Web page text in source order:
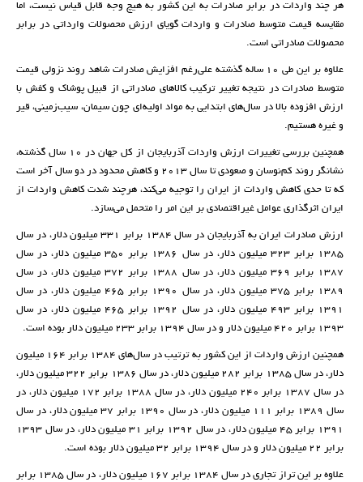
هر چند واردات در برابر صادرات به این کشور به هیچ وجه قابل قیاس نیست، اما
مقایسه قیمت متوسط صادرات و واردات گویای ارزش محصولات وارداتی در برابر
محصولات صادراتی است.
علاوه بر این طی ۱۰ ساله گذشته علی‌رغم افزایش صادرات شاهد روند نزولی قیمت
متوسط صادرات در نتیجه تغییر ترکیب کالاهای صادراتی از قبیل پوشاک و کفش با
ارزش افزوده بالا در سال‌های ابتدایی به مواد اولیه‌ای چون سیمان، سیب‌زمینی، قیر
و غیره هستیم.
همچنین بررسی تغییرات ارزش واردات آذربایجان از کل جهان در ۱۰ سال گذشته،
نشانگر روند کم‌نوسان و صعودی تا سال ۲۰۱۳ و کاهش محدود در دو سال آخر است
که تا حدی کاهش واردات از ایران را توجیه می‌کند، هرچند شدت کاهش واردات از
ایران اثرگذاری عوامل غیراقتصادی بر این امر را متحمل می‌سازد.
ارزش صادرات ایران به آذربایجان در سال ۱۳۸۴ برابر ۳۳۱ میلیون دلار، در سال
۱۳۸۵ برابر ۳۲۳ میلیون دلار، در سال ۱۳۸۶ برابر ۳۵۰ میلیون دلار، در سال
۱۳۸۷ برابر ۳۶۹ میلیون دلار، در سال ۱۳۸۸ برابر ۳۷۲ میلیون دلار، در سال
۱۳۸۹ برابر ۳۷۵ میلیون دلار، در سال ۱۳۹۰ برابر ۴۶۵ میلیون دلار، در سال
۱۳۹۱ برابر ۴۹۳ میلیون دلار، در سال ۱۳۹۲ برابر ۴۶۵ میلیون دلار، در سال
۱۳۹۳ برابر ۴۲۰ میلیون دلار و در سال ۱۳۹۴ برابر ۲۳۳ میلیون دلار بوده است.
همچنین ارزش واردات از این کشور به ترتیب در سال‌های ۱۳۸۴ برابر ۱۶۴ میلیون
دلار، در سال ۱۳۸۵ برابر ۲۸۲ میلیون دلار، در سال ۱۳۸۶ برابر ۳۲۲ میلیون دلار،
در سال ۱۳۸۷ برابر ۲۴۰ میلیون دلار، در سال ۱۳۸۸ برابر ۱۷۲ میلیون دلار، در
سال ۱۳۸۹ برابر ۱۱۱ میلیون دلار، در سال ۱۳۹۰ برابر ۳۷ میلیون دلار، در سال
۱۳۹۱ برابر ۴۵ میلیون دلار، در سال ۱۳۹۲ برابر ۳۱ میلیون دلار، در سال ۱۳۹۳
برابر ۲۲ میلیون دلار و در سال ۱۳۹۴ برابر ۳۲ میلیون دلار بوده است.
علاوه بر این تراز تجاری در سال ۱۳۸۴ برابر ۱۶۷ میلیون دلار، در سال ۱۳۸۵ برابر